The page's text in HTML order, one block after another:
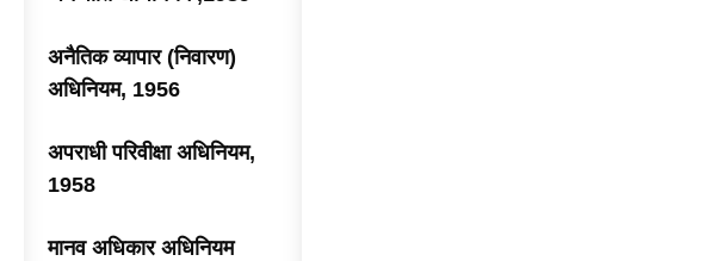
अनैतिक व्यापार (निवारण)
अधिनियम, 1956
अपराधी परिवीक्षा अधिनियम,
1958
मानव अधिकार अधिनियम